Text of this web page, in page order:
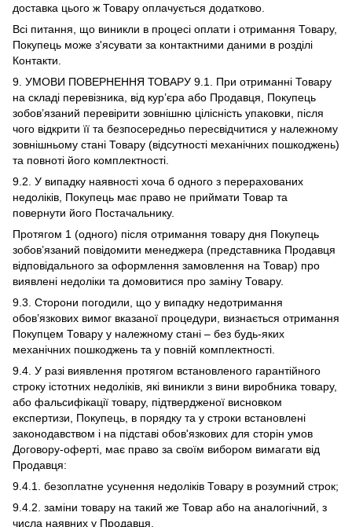
доставка цього ж Товару оплачується додатково.
Всі питання, що виникли в процесі оплати і отримання Товару,
Покупець може з'ясувати за контактними даними в розділі
Контакти.
9. УМОВИ ПОВЕРНЕННЯ ТОВАРУ 9.1. При отриманні Товару
на складі перевізника, від кур’єра або Продавця, Покупець
зобов’язаний перевірити зовнішню цілісність упаковки, після
чого відкрити її та безпосередньо пересвідчитися у належному
зовнішньому стані Товару (відсутності механічних пошкоджень)
та повноті його комплектності.
9.2. У випадку наявності хоча б одного з перерахованих
недоліків, Покупець має право не приймати Товар та
повернути його Постачальнику.
Протягом 1 (одного) після отримання товару дня Покупець
зобов’язаний повідомити менеджера (представника Продавця
відповідального за оформлення замовлення на Товар) про
виявлені недоліки та домовитися про заміну Товару.
9.3. Сторони погодили, що у випадку недотримання
обов’язкових вимог вказаної процедури, визнається отримання
Покупцем Товару у належному стані – без будь-яких
механічних пошкоджень та у повній комплектності.
9.4. У разі виявлення протягом встановленого гарантійного
строку істотних недоліків, які виникли з вини виробника товару,
або фальсифікації товару, підтвердженої висновком
експертизи, Покупець, в порядку та у строки встановлені
законодавством і на підставі обов'язкових для сторін умов
Договору-оферті, має право за своїм вибором вимагати від
Продавця:
9.4.1. безоплатне усунення недоліків Товару в розумний строк;
9.4.2. заміни товару на такий же Товар або на аналогічний, з
числа наявних у Продавця.